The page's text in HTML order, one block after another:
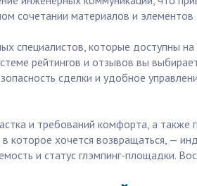
сочетании материалов и
специалистов, которые доступны
рейтингов и отзывов вы
сделки и удобное
и требований комфорта, а также
хочется возвращаться, —
и статус глэмпинг-площадки.